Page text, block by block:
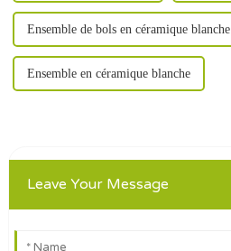
Ensemble de bols en céramique blanche
Ensemble en céramique blanche
Leave Your Message